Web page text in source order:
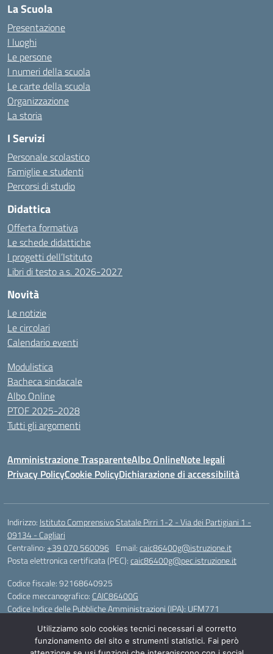
La Scuola
Presentazione
I luoghi
Le persone
I numeri della scuola
Le carte della scuola
Organizzazione
La storia
I Servizi
Personale scolastico
Famiglie e studenti
Percorsi di studio
Didattica
Offerta formativa
Le schede didattiche
I progetti dell’Istituto
Libri di testo a.s. 2026-2027
Novità
Le notizie
Le circolari
Calendario eventi
Modulistica
Bacheca sindacale
Albo Online
PTOF 2025-2028
Tutti gli argomenti
Amministrazione TrasparenteAlbo OnlineNote legali
Privacy PolicyCookie PolicyDichiarazione di accessibilità
Indirizzo: Istituto Comprensivo Statale Pirri 1-2 - Via dei Partigiani 1 -
09134 - Cagliari
Centralino:+39 070 560096 Email:caic86400g@istruzione.it
Posta elettronica certificata (PEC):caic86400g@pec.istruzione.it
Codice fiscale: 92168640925
Codice meccanografico: CAIC86400G
Codice Indice delle Pubbliche Amministrazioni (IPA): UFM771
IBAN - IT 46 W 0101504808000070626497
Utilizziamo solo cookies tecnici necessari al corretto
funzionamento del sito e strumenti statistici. Fai però